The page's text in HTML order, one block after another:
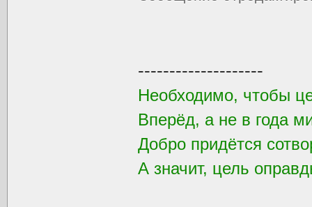
--------------------
Необходимо, чтобы
Вперёд, а не в года
Добро придётся
А значит, цель